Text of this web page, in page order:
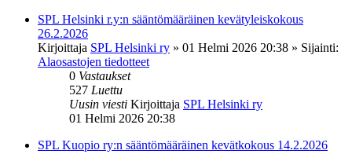
SPL Helsinki r.y:n sääntömääräinen kevätyleiskokous
26.2.2026
Kirjoittaja SPL Helsinki ry » 01 Helmi 2026 20:38 » Sijainti:
Alaosastojen tiedotteet
0 Vastaukset
527 Luettu
Uusin viesti Kirjoittaja SPL Helsinki ry
01 Helmi 2026 20:38
SPL Kuopio ry:n sääntömääräinen kevätkokous 14.2.2026